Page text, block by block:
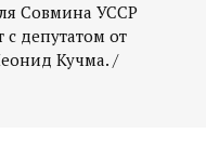
Совмина УССР
с депутатом от
Кучма. /